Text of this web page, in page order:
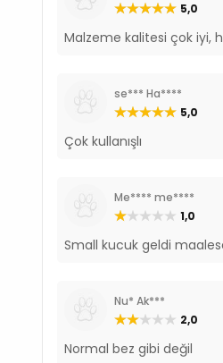
5,0
Malzeme kalitesi çok iyi,
se*** Ha****
5,0
Çok kullanışlı
Me**** me****
1,0
Small kucuk geldi
Nu* Ak***
2,0
Normal bez gibi değil